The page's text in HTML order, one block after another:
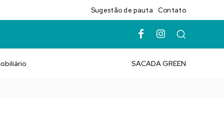
Sugestão de pauta Contato
SACADA GREEN